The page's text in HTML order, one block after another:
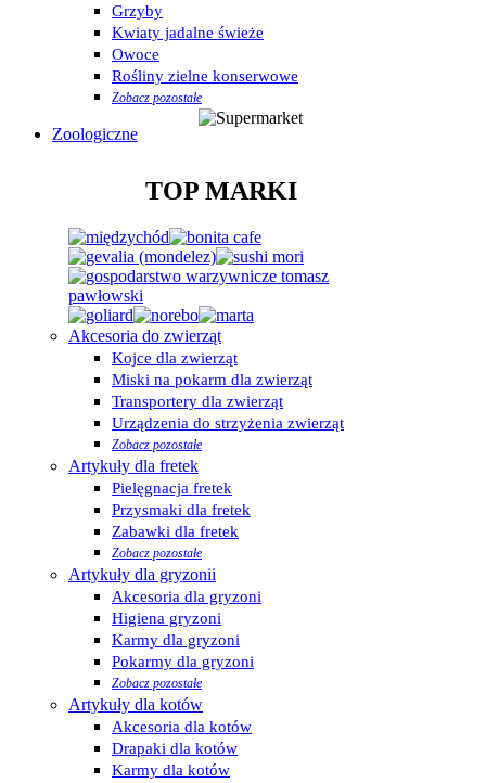
Grzyby
Kwiaty jadalne świeże
Owoce
Rośliny zielne konserwowe
Zobacz pozostałe
Zoologiczne
TOP MARKI
Akcesoria do zwierząt
Kojce dla zwierząt
Miski na pokarm dla zwierząt
Transportery dla zwierząt
Urządzenia do strzyżenia zwierząt
Zobacz pozostałe
Artykuły dla fretek
Pielęgnacja fretek
Przysmaki dla fretek
Zabawki dla fretek
Zobacz pozostałe
Artykuły dla gryzonii
Akcesoria dla gryzoni
Higiena gryzoni
Karmy dla gryzoni
Pokarmy dla gryzoni
Zobacz pozostałe
Artykuły dla kotów
Akcesoria dla kotów
Drapaki dla kotów
Karmy dla kotów